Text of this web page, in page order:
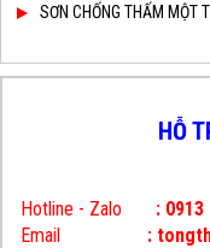
SƠN CHỐNG THẤM MỘT
HỖ
Hotline - Zalo : 0913
Email :